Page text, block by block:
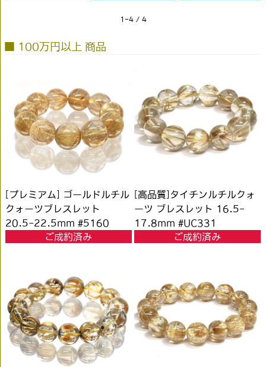
1-4 / 4
■ 100万円以上 商品
[プレミアム] ゴールドルチル
クォーツブレスレット
20.5-22.5mm #5160
ご成約済み
[高品質]タイチンルチルクォ
ーツ ブレスレット 16.5-
17.8mm #UC331
ご成約済み